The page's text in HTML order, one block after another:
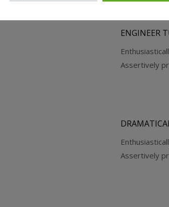
ENGINEER
Assertively
Assertively